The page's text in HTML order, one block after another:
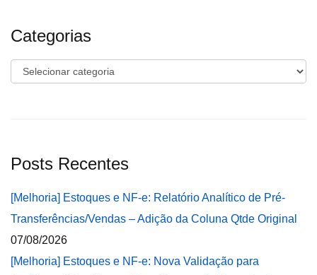
Categorias
Categorias
Posts Recentes
[Melhoria] Estoques e NF-e: Relatório Analítico de Pré-
Transferências/Vendas – Adição da Coluna Qtde Original
07/08/2026
[Melhoria] Estoques e NF-e: Nova Validação para